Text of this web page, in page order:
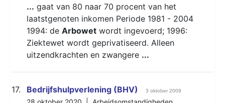
... gaat van 80 naar 70 procent van het
laatstgenoten inkomen Periode 1981 - 2004
1994: de Arbowet wordt ingevoerd; 1996:
Ziektewet wordt geprivatiseerd. Alleen
uitzendkrachten en zwangere ...
17. Bedrijfshulpverlening (BHV) 3 oktober 2009